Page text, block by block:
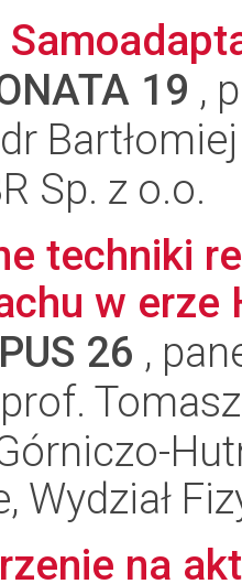
19 ,
Sp. z o.o.
techniki
w erze
26 ,
Wydział
na